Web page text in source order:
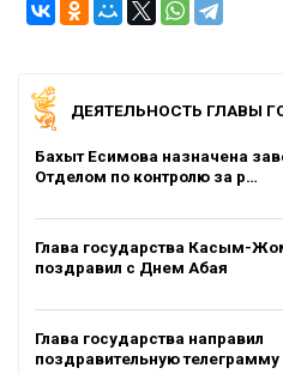
ДЕЯТЕЛЬНОСТЬ ГЛАВЫ
Бахыт Есимова назначена
Отделом по контролю за р…
Глава государства Касым-
поздравил с Днем Абая
Глава государства направил
поздравительную